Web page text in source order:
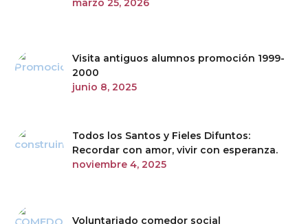
Visita antiguos alumnos promoción 1999-
2000
junio 8, 2025
Todos los Santos y Fieles Difuntos:
Recordar con amor, vivir con esperanza.
noviembre 4, 2025
Voluntariado comedor social